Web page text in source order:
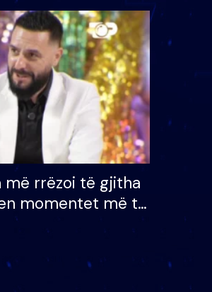
100
radhës që lë
më rrëzoi të gjitha
momentet më të
e BB VIP: Do më